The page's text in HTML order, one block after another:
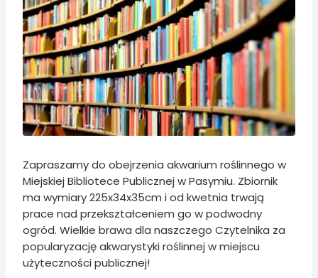
Zapraszamy do obejrzenia akwarium roślinnego w
Miejskiej Bibliotece Publicznej w Pasymiu. Zbiornik
ma wymiary 225x34x35cm i od kwetnia trwają
prace nad przekształceniem go w podwodny
ogród. Wielkie brawa dla naszczego Czytelnika za
popularyzację akwarystyki roślinnej w miejscu
użyteczności publicznej!